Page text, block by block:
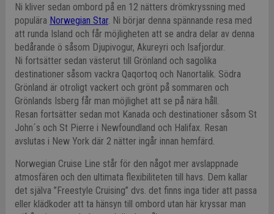
Ni kliver sedan ombord på en 12 nätters drömkryssning med
populära Norwegian Star. Ni börjar denna spännande resa med
att runda Island och får möjligheten att se andra delar av denna
bedårande ö såsom Djupivogur, Akureyri och Isafjordur.
Ni fortsätter sedan västerut till Grönland och sagolika
destinationer såsom vackra Qaqortoq och Nanortalik. Södra
Grönland är otroligt vackert och grönt på sommaren och
Grönlands Isberg får man möjlighet att se på nära håll.
Resan fortsätter sedan mot Kanada och destinationer såsom St
John´s och St Pierre i Newfoundland och Halifax. Resan
avslutas i New York där 2 nätter ingår innan hemfärd.
Norwegian Cruise Line står för den något mer avslappnade
atmosfären och den ultimata flexibiliteten till havs. Dem kallar
det själva ”Freestyle Cruising” dvs. det finns inga tider att passa
eller klädkoder att ta hänsyn till ombord utan här kryssar man